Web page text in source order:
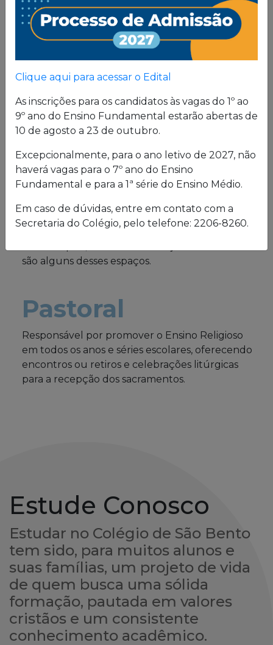
Proposta
Pedagógica
formação, pautada em valores cristãos e um
consistente conhecimento acadêmico.
Estrutura física
O Colégio oferece uma excelente estrutura para
atender a seus alunos em período integral.
Laboratórios de Química, Física e Biologia; salas
de leitura e de grupo; biblioteca; cybersala;
auditórios; complexo esportivo; piscina
são alguns desses espaços.
Pastoral
Responsável por promover o Ensino Religioso
em todos os anos e séries escolares, oferecendo
encontros ou retiros e celebrações litúrgicas
para a recepção dos sacramentos.
Estude Conosco
Estudar no Colégio de São Bento
tem sido, para muitos alunos e
suas famílias, um projeto de vida
de quem busca uma sólida
formação, pautada em valores
cristãos e um consistente
conhecimento acadêmico.
Clique aqui para acessar o Edital
As inscrições para os candidatos às vagas do 1º ao
9º ano do Ensino Fundamental estarão abertas de
10 de agosto a 23 de outubro.
Excepcionalmente, para o ano letivo de 2027, não
haverá vagas para o 7º ano do Ensino
Fundamental e para a 1ª série do Ensino Médio.
Em caso de dúvidas, entre em contato com a
Secretaria do Colégio, pelo telefone: 2206-8260.